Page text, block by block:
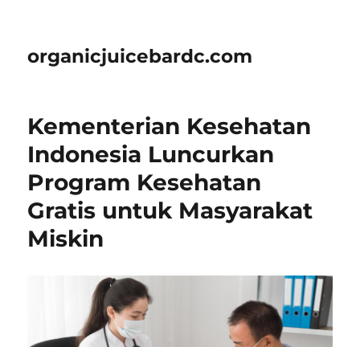
organicjuicebardc.com
Kementerian Kesehatan
Indonesia Luncurkan
Program Kesehatan
Gratis untuk Masyarakat
Miskin